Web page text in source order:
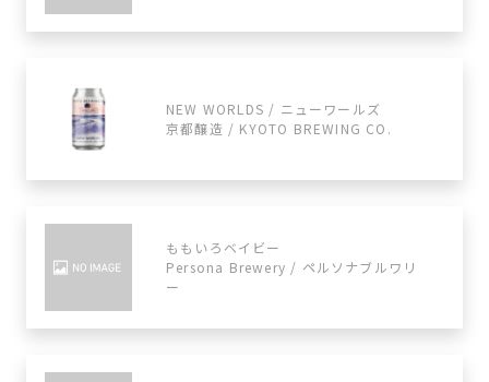
NEW WORLDS / ニューワールズ
京都醸造 / KYOTO BREWING CO.
ももいろベイビー
Persona Brewery / ペルソナブルワリ
ー